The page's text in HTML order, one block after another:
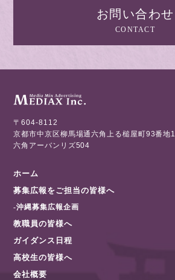
お問い合わせ
CONTACT
〒604-8112
京都市中京区柳馬場通六角上る槌屋町93番地1
六角アーバンリズ504
ホーム
募集広報をご担当の皆様へ
-沖縄募集広報企画
教職員の皆様へ
ガイダンス日程
高校生の皆様へ
会社概要